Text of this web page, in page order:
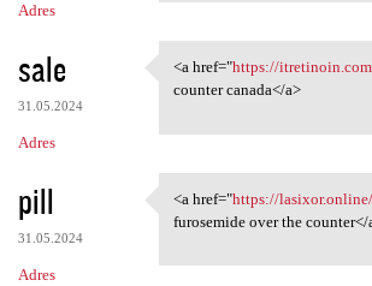
Adres
sale
31.05.2024
Adres
<a href="https://
<a href="https://
counter canada</a>
pill
31.05.2024
Adres
<a href="https://lasixor
<a href="https://
furosemide over the counter</